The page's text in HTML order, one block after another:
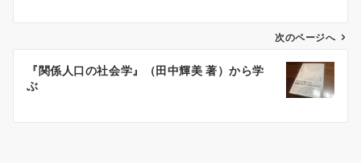
ビ
ン
次のページへ
『関係人口の社会学』（田中輝美 著）から学
ぶ